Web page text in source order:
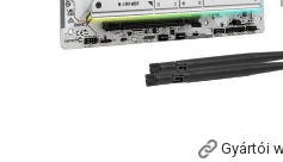
Gyártói